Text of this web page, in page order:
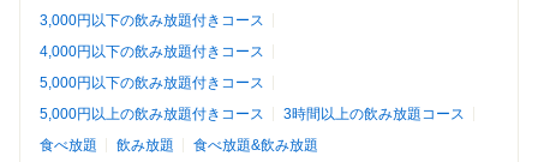
3,000円以下の飲み放題付きコース
4,000円以下の飲み放題付きコース
5,000円以下の飲み放題付きコース
5,000円以上の飲み放題付きコース
3時間以上の飲み放題コース
食べ放題
飲み放題 食べ放題&飲み放題